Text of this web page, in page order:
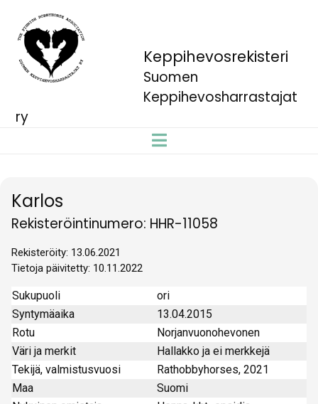
Keppihevosrekisteri
Suomen
Keppihevosharrastajat
ry
Karlos
Rekisteröintinumero: HHR-11058
Rekisteröity: 13.06.2021
Tietoja päivitetty: 10.11.2022
Sukupuoli
ori
Syntymäaika
13.04.2015
Rotu
Norjanvuonohevonen
Väri ja merkit
Hallakko ja ei merkkejä
Tekijä, valmistusvuosi
Rathobbyhorses, 2021
Maa
Suomi